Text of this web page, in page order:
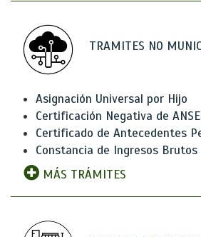
TRAMITES NO
Asignación Universal por Hijo
Certificación Negativa de
Certificado de Antecedentes
Constancia de Ingresos Brutos
MÁS TRÁMITES